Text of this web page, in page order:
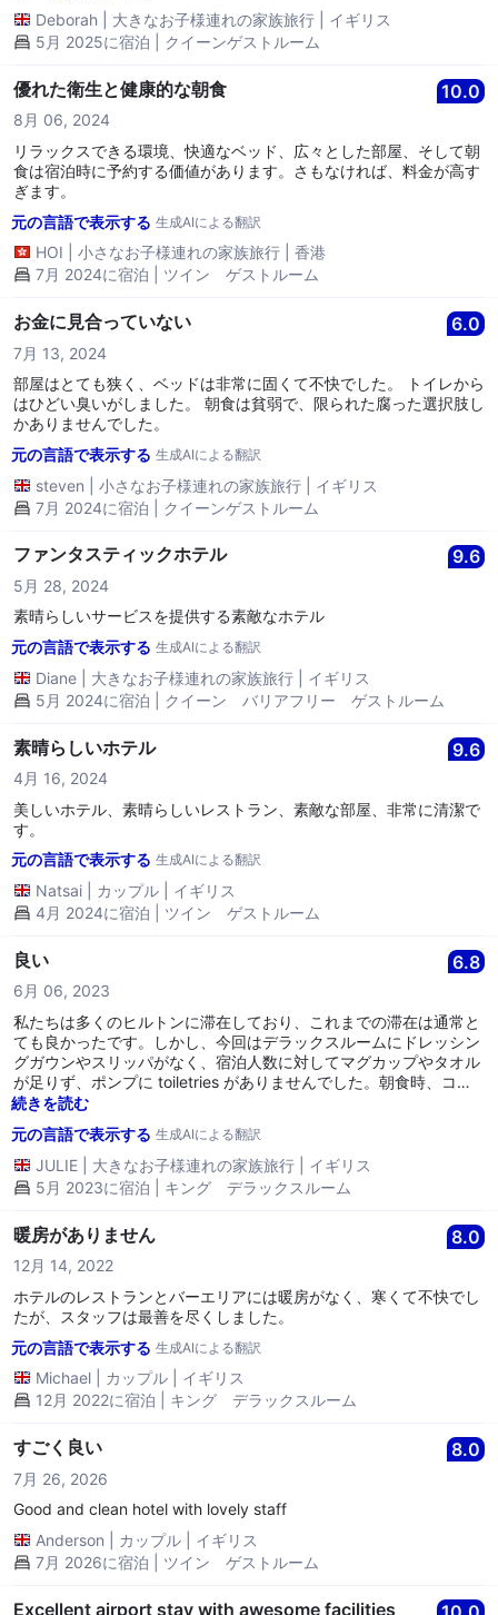
Deborah 大きなお子様連れの家族旅行
イギリス
5月 2025に宿泊 | クイーンゲストルーム
優れた衛生と健康的な朝食 10.0
8月 06, 2024
リラックスできる環境、快適なベッド、広々とした部屋、そして朝
食は宿泊時に予約する価値があります。さもなければ、料金が高す
ぎます。
元の言語で表示する 生成AIによる翻訳
HOI 小さなお子様連れの家族旅行
香港
7月 2024に宿泊 | ツイン ゲストルーム
お金に見合っていない 6.0
7月 13, 2024
部屋はとても狭く、ベッドは非常に固くて不快でした。 トイレから
はひどい臭いがしました。 朝食は貧弱で、限られた腐った選択肢し
かありませんでした。
元の言語で表示する 生成AIによる翻訳
steven 小さなお子様連れの家族旅行
イギリス
7月 2024に宿泊 | クイーンゲストルーム
ファンタスティックホテル 9.6
5月 28, 2024
素晴らしいサービスを提供する素敵なホテル
元の言語で表示する 生成AIによる翻訳
Diane 大きなお子様連れの家族旅行
イギリス
5月 2024に宿泊 | クイーン バリアフリー ゲストルーム
素晴らしいホテル 9.6
4月 16, 2024
美しいホテル、素晴らしいレストラン、素敵な部屋、非常に清潔で
す。
元の言語で表示する 生成AIによる翻訳
Natsai カップル
イギリス
4月 2024に宿泊 | ツイン ゲストルーム
良い 6.8
6月 06, 2023
私たちは多くのヒルトンに滞在しており、これまでの滞在は通常と
ても良かったです。しかし、今回はデラックスルームにドレッシン
グガウンやスリッパがなく、宿泊人数に対してマグカップやタオル
が足りず、ポンプに toiletries がありませんでした。朝食時、コー
ヒーマシンがモカやホットチョコレートを作れず、両方とも故障し
ました。また、朝食では、利用可能な料理がなくなり、再補充に5
分かかり、卵を待っていた人々は冷たい食べ物を皿に持っていまし
た。夜には7種類のビールのうち5種類がなくなり、バーにはオレン
ジジュースもありませんでした。懸念を伝えたにもかかわらず、翌
日も十分なタオルやドレッシングガウンはありませんでした。他の
部屋は新しい宿泊者のために準備が整っておらず、汚れたシーツや
タオル、食器が残っていたため、別の部屋を見つける必要がありま
した。また、非アレルギー枕も利用できませんでした。 最初の数
休暇で滞在していた）がいて、二人とも最善を尽くして助けてくれ
ました。チェックアウト時に、私たちのアカウントを確認した受付
のスタッフは、滞在について聞いてきました。私は初めに何が起こ
ったかを説明しましたが、最後の数日は良かったと伝えました。受
付のスタッフは一言も言わず、謝罪も笑顔もありませんでした。
続きを読む
元の言語で表示する 生成AIによる翻訳
JULIE 大きなお子様連れの家族旅行
イギリス
5月 2023に宿泊 | キング デラックスルーム
暖房がありません 8.0
12月 14, 2022
ホテルのレストランとバーエリアには暖房がなく、寒くて不快でし
たが、スタッフは最善を尽くしました。
元の言語で表示する 生成AIによる翻訳
Michael カップル
イギリス
12月 2022に宿泊 | キング デラックスルーム
すごく良い 8.0
7月 26, 2026
Good and clean hotel with lovely staff
Anderson
カップル
イギリス
7月 2026に宿泊 | ツイン ゲストルーム
Excellent airport stay with awesome facilities